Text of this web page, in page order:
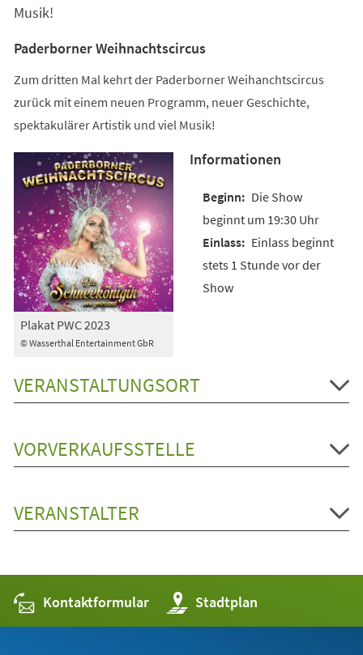
Musik!
Paderborner Weihnachtscircus
Zum dritten Mal kehrt der Paderborner Weihanchtscircus
zurück mit einem neuen Programm, neuer Geschichte,
spektakulärer Artistik und viel Musik!
© Wasserthal Entertainment GbR
Plakat PWC 2023
Informationen
Die Show
beginnt um 19:30 Uhr
Einlass beginnt
stets 1 Stunde vor der
Show
VERANSTALTUNGSORT
VORVERKAUFSSTELLE
VERANSTALTER
Kontaktformular Stadtplan
(Öffnet
in
einem